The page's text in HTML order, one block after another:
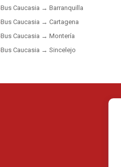
Bus Caucasia → Barranquilla
Bus Caucasia → Cartagena
Bus Caucasia → Montería
Bus Caucasia → Sincelejo